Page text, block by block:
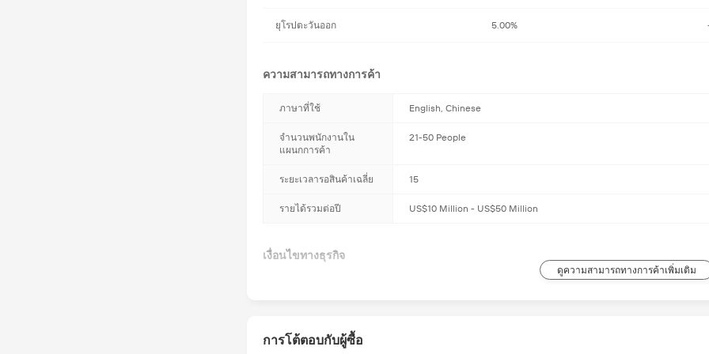
ยุโรปตะวันออก 5.00%
ความสามารถทางการค้า
ภาษาที่ใช้ English, Chinese
จำนวนพนักงานใน
แผนกการค้า
21-50 People
ระยะเวลารอสินค้าเฉลี่ย 15
รายได้รวมต่อปี US$10 Million - US$50 Million
เงื่อนไขทางธุรกิจ
สกุลเงินการชำระเงินที่
รองรับ
ดูความสามารถทางการค้าเพิ่มเติม
การโต้ตอบกับผู้ซื้อ